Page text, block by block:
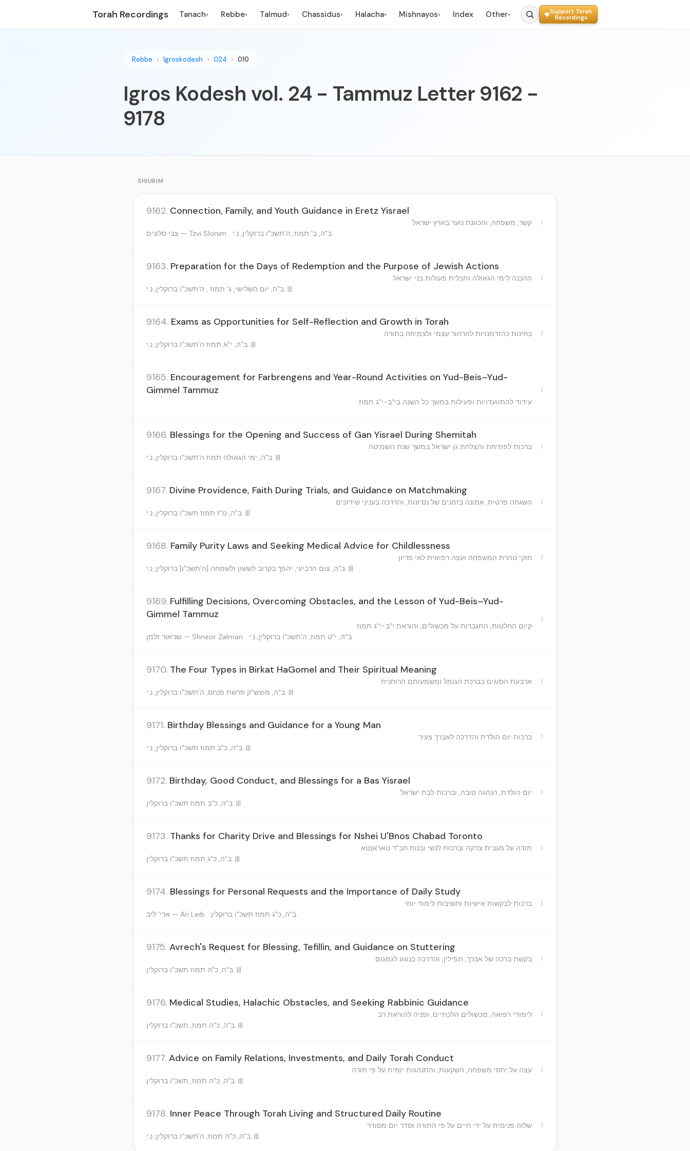
Torah Recordings Tanach▾ Rebbe▾ Talmud▾ Chassidus▾ Halacha▾ Mishnayos▾ Index Other▾
Support Torah
Recordings
Rebbe Igroskodesh 024 010
Igros Kodesh vol. 24 - Tammuz Letter 9162 -
9178
SHIURIM
9162. Connection, Family, and Youth Guidance in Eretz Yisrael
קשר, משפחה, והכוונת נוער בארץ ישראל
צבי סלונים — Tzvi Slonim
ב"ה, ב' תמוז, ה'תשכ"ו ברוקלין, נ.י.
›
9163. Preparation for the Days of Redemption and the Purpose of Jewish Actions
ההכנה לימי הגאולה ותכלית פעולות בני ישראל
ב"ה, יום השלישי, ג' תמוז , ה'תשכ"ו ברוקלין, נ.י. |||
›
9164. Exams as Opportunities for Self-Reflection and Growth in Torah
בחינות כהזדמנויות להרהור עצמי ולצמיחה בתורה
ב"ה, י"א תמוז ה'תשכ"ו ברוקלין, נ.י. |||
›
9165. Encouragement for Farbrengens and Year-Round Activities on Yud-Beis–Yud-
Gimmel Tammuz
עידוד להתוועדויות ופעילות במשך כל השנה בי"ב-י"ג תמוז
›
9166. Blessings for the Opening and Success of Gan Yisrael During Shemitah
ברכות לפתיחת והצלחת גן ישראל במשך שנת השמיטה
ב"ה, ימי הגאולה תמוז ה'תשכ"ו ברוקלין, נ.י. |||
›
9167. Divine Providence, Faith During Trials, and Guidance on Matchmaking
השגחה פרטית, אמונה בזמנים של נסיונות, והדרכה בעניני שידוכים
ב"ה, ט"ז תמוז תשכ"ו ברוקלין, נ.י. |||
›
9168. Family Purity Laws and Seeking Medical Advice for Childlessness
חוקי טהרת המשפחה ועצה רפואית לאי פריון
ב"ה, צום הרביעי, יהפך בקרוב לששון ולשמחה [ה'תשכ"ו] ברוקלין, נ.י. |||
›
9169. Fulfilling Decisions, Overcoming Obstacles, and the Lesson of Yud-Beis–Yud-
Gimmel Tammuz
קיום החלטות, התגברות על מכשולים, והוראת י"ב-י"ג תמוז
שניאור זלמן — Shneor Zalman
ב"ה, י"ט תמוז, ה'תשכ"ו ברוקלין, נ.י.
›
9170. The Four Types in Birkat HaGomel and Their Spiritual Meaning
ארבעת הסוגים בברכת הגומל ומשמעותם הרוחנית
ב"ה, מוצש"ק פרשת פנחס, ה'תשכ"ו ברוקלין, נ.י. |||
›
9171. Birthday Blessings and Guidance for a Young Man
ברכות יום הולדת והדרכה לאברך צעיר
ב"ה, כ"ב תמוז תשכ"ו ברוקלין, נ.י. |||
›
9172. Birthday, Good Conduct, and Blessings for a Bas Yisrael
יום הולדת, הנהגה טובה, וברכות לבת ישראל
ב"ה, כ"ב תמוז תשכ"ו ברוקלין. |||
›
9173. Thanks for Charity Drive and Blessings for Nshei U'Bnos Chabad Toronto
תודה על מגבית צדקה וברכות לנשי ובנות חב"ד טאראנטא
ב"ה, כ"ג תמוז תשכ"ו ברוקלין. |||
›
9174. Blessings for Personal Requests and the Importance of Daily Study
ברכות לבקשות אישיות וחשיבות לימוד יומי
ארי' ליב — Ari Leib
ב"ה, כ"ג תמוז תשכ"ו ברוקלין.
›
9175. Avrech's Request for Blessing, Tefillin, and Guidance on Stuttering
בקשת ברכה של אברך, תפילין, והדרכה בנוגע לגמגום
ב"ה, כ"ה תמוז תשכ"ו ברוקלין. |||
›
9176. Medical Studies, Halachic Obstacles, and Seeking Rabbinic Guidance
לימודי רפואה, מכשולים הלכתיים, ופניה להוראת רב
ב"ה, כ"ה תמוז, תשכ"ו ברוקלין. |||
›
9177. Advice on Family Relations, Investments, and Daily Torah Conduct
עצה על יחסי משפחה, השקעות, והתנהגות יומית על פי תורה
ב"ה, כ"ה תמוז, תשכ"ו ברוקלין. |||
›
9178. Inner Peace Through Torah Living and Structured Daily Routine
שלוה פנימית על ידי חיים על פי התורה וסדר יום מסודר
ב"ה, כ"ה תמוז, ה'תשכ"ו ברוקלין, נ.י. |||
›